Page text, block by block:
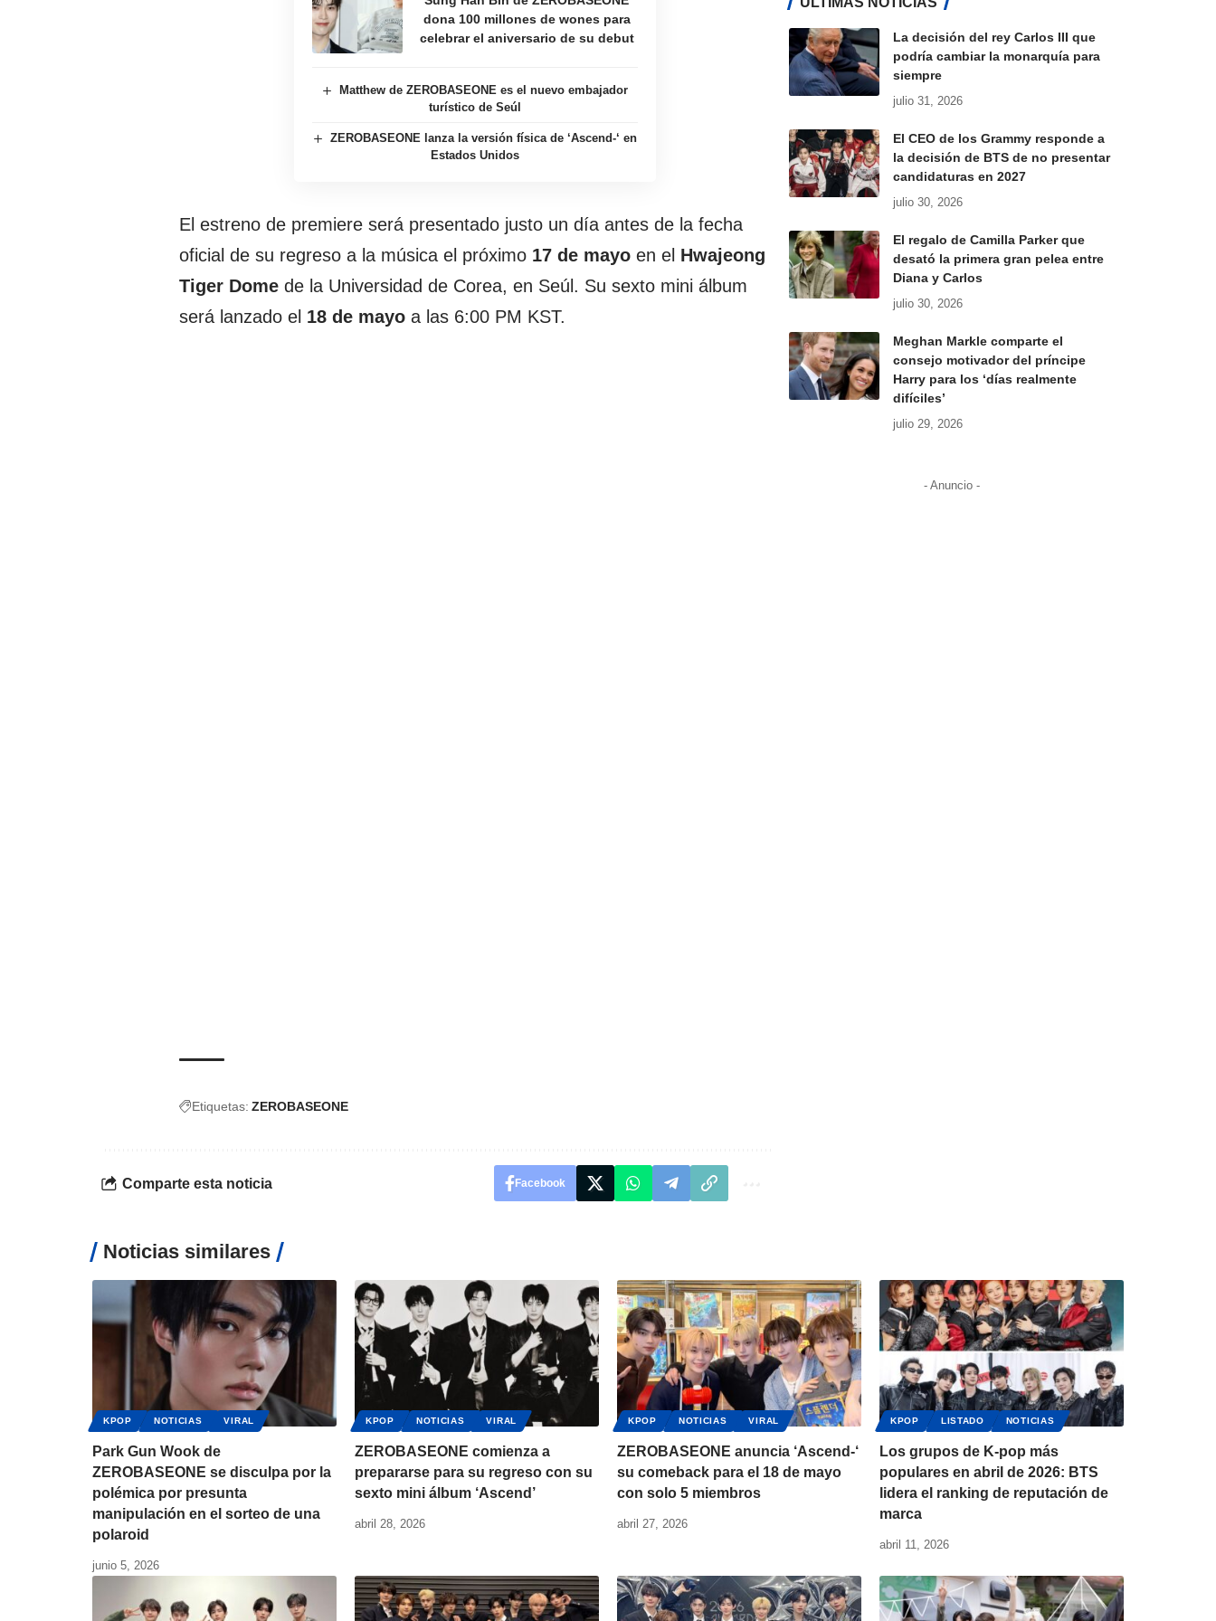
dona 100 millones de wones para
celebrar el aniversario de su debut
Matthew de ZEROBASEONE es el nuevo embajador
turístico de Seúl
ZEROBASEONE lanza la versión física de ‘Ascend-‘ en
Estados Unidos
El estreno de premiere será presentado justo un día antes de la fecha
oficial de su regreso a la música el próximo 17 de mayo en el Hwajeong
Tiger Dome de la Universidad de Corea, en Seúl. Su sexto mini álbum
será lanzado el 18 de mayo a las 6:00 PM KST.
Etiquetas: ZEROBASEONE
Comparte esta noticia Facebook
La decisión del rey Carlos III que
podría cambiar la monarquía para
siempre
julio 31, 2026
El CEO de los Grammy responde a
la decisión de BTS de no presentar
candidaturas en 2027
julio 30, 2026
El regalo de Camilla Parker que
desató la primera gran pelea entre
Diana y Carlos
julio 30, 2026
Meghan Markle comparte el
consejo motivador del príncipe
Harry para los ‘días realmente
difíciles’
julio 29, 2026
- Anuncio -
Noticias similares
KPOP NOTICIAS VIRAL
Park Gun Wook de
ZEROBASEONE se disculpa por la
polémica por presunta
manipulación en el sorteo de una
polaroid
junio 5, 2026
KPOP NOTICIAS VIRAL
ZEROBASEONE comienza a
prepararse para su regreso con su
sexto mini álbum ‘Ascend’
abril 28, 2026
KPOP NOTICIAS VIRAL
ZEROBASEONE anuncia ‘Ascend-‘
su comeback para el 18 de mayo
con solo 5 miembros
abril 27, 2026
KPOP LISTADO NOTICIAS
Los grupos de K-pop más
populares en abril de 2026: BTS
lidera el ranking de reputación de
marca
abril 11, 2026